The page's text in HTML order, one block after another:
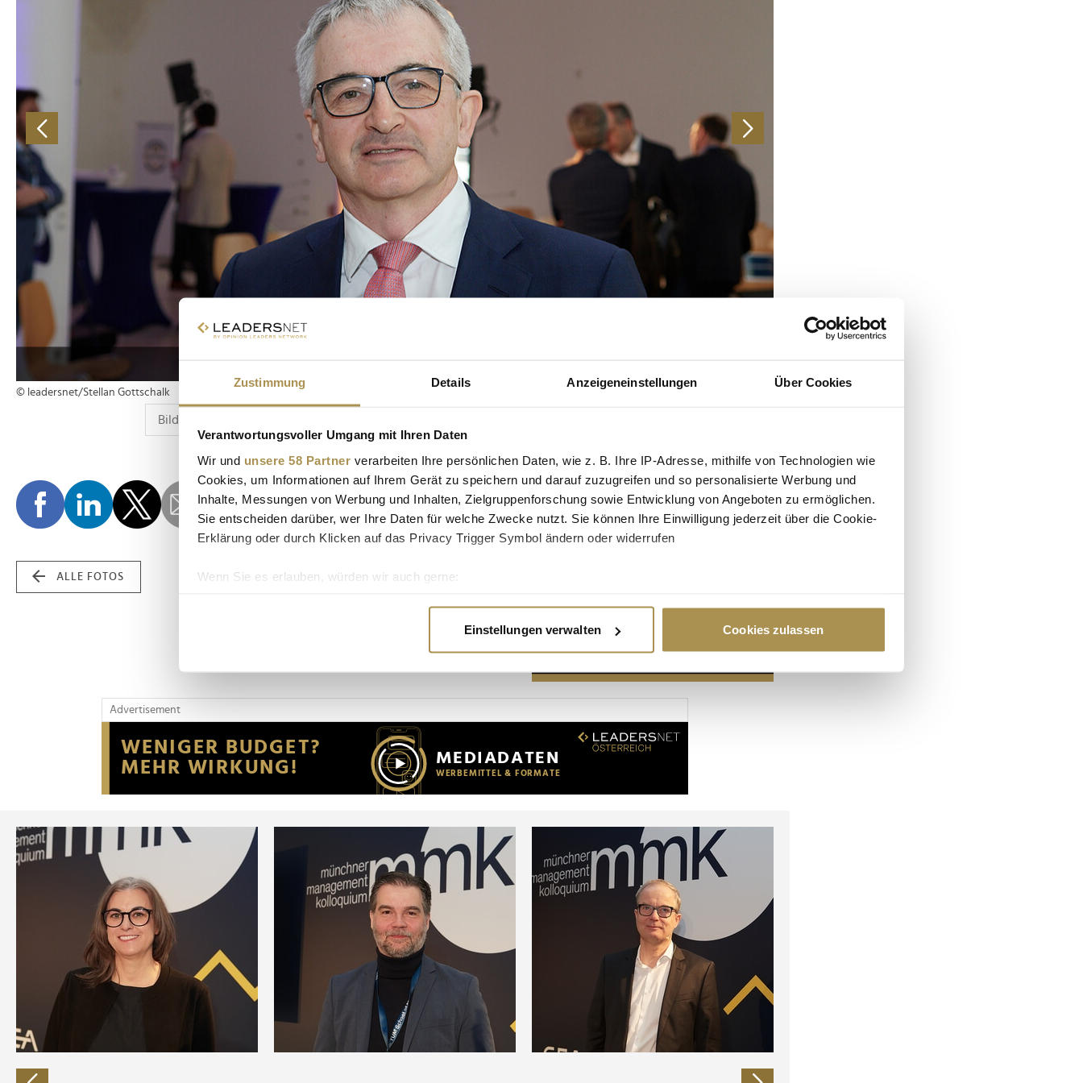
Zustimmung Details Anzeigeneinstellungen Über Cookies
Verantwortungsvoller Umgang mit Ihren Daten
Wir und unsere 58 Partner verarbeiten Ihre persönlichen Daten, wie z. B. Ihre IP-Adresse, mithilfe von Technologien wie
Cookies, um Informationen auf Ihrem Gerät zu speichern und darauf zuzugreifen und so personalisierte Werbung und
Inhalte, Messungen von Werbung und Inhalten, Zielgruppenforschung sowie Entwicklung von Angeboten zu ermöglichen.
Sie entscheiden darüber, wer Ihre Daten für welche Zwecke nutzt. Sie können Ihre Einwilligung jederzeit über die Cookie-
Erklärung oder durch Klicken auf das Privacy Trigger Symbol ändern oder widerrufen
Wenn Sie es erlauben, würden wir auch gerne:
Erfahren Sie mehr darüber, wie Ihre persönlichen Daten verarbeitet werden, und legen Sie Ihre Präferenzen im
Wir verwenden Cookies, um Inhalte und Anzeigen zu personalisieren, Funktionen für soziale Medien anbieten zu können
Website an unsere Partner für soziale Medien, Werbung und Analysen weiter. Unsere Partner führen diese Informationen
möglicherweise mit weiteren Daten zusammen, die Sie ihnen bereitgestellt haben oder die sie im Rahmen Ihrer Nutzung
der Dienste gesammelt haben.
Einstellungen verwalten Cookies zulassen
© leadersnet/Stellan Gottschalk
ALLE FOTOS
Advertisement
Advertisement